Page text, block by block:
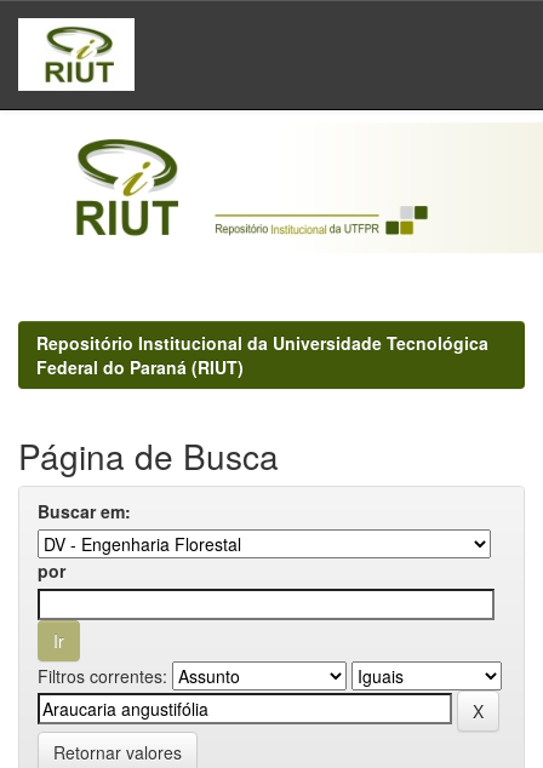
Skip
navigation
Repositório Institucional da Universidade Tecnológica
Federal do Paraná (RIUT)
Página de Busca
Buscar em:
por
Filtros correntes:
Retornar valores